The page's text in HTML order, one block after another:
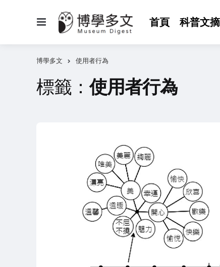
首頁 科普文
博學多文 使用者行為
標籤：使用者行為